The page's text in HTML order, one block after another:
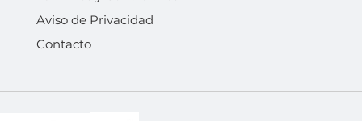
Aviso de Privacidad
Contacto